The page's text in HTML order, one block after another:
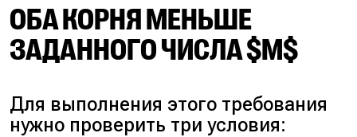
ОБА КОРНЯ МЕНЬШЕ
ЗАДАННОГО ЧИСЛА $M$
Для выполнения этого требования
нужно проверить три условия: